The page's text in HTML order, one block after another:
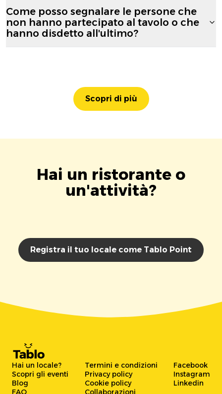
Come posso segnalare le persone che
non hanno partecipato al tavolo o che
hanno disdetto all'ultimo?
Scopri di più
Hai un ristorante o
un'attività?
Registra il tuo locale come Tablo Point
Hai un locale?
Scopri gli eventi
Blog
FAQ
Termini e condizioni
Privacy policy
Cookie policy
Collaborazioni
Facebook
Instagram
Linkedin